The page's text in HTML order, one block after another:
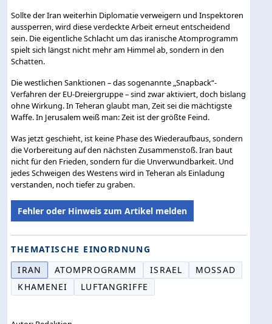
Sollte der Iran weiterhin Diplomatie verweigern und Inspektoren
aussperren, wird diese verdeckte Arbeit erneut entscheidend
sein. Die eigentliche Schlacht um das iranische Atomprogramm
spielt sich längst nicht mehr am Himmel ab, sondern in den
Schatten.
Die westlichen Sanktionen – das sogenannte „Snapback“-
Verfahren der EU-Dreiergruppe – sind zwar aktiviert, doch bislang
ohne Wirkung. In Teheran glaubt man, Zeit sei die mächtigste
Waffe. In Jerusalem weiß man: Zeit ist der größte Feind.
Was jetzt geschieht, ist keine Phase des Wiederaufbaus, sondern
die Vorbereitung auf den nächsten Zusammenstoß. Iran baut
nicht für den Frieden, sondern für die Unverwundbarkeit. Und
jedes Schweigen des Westens wird in Teheran als Einladung
verstanden, noch tiefer zu graben.
Fehler oder Hinweis zum Artikel melden
THEMATISCHE EINORDNUNG
IRAN
ATOMPROGRAMM ISRAEL
MOSSAD
KHAMENEI
LUFTANGRIFFE